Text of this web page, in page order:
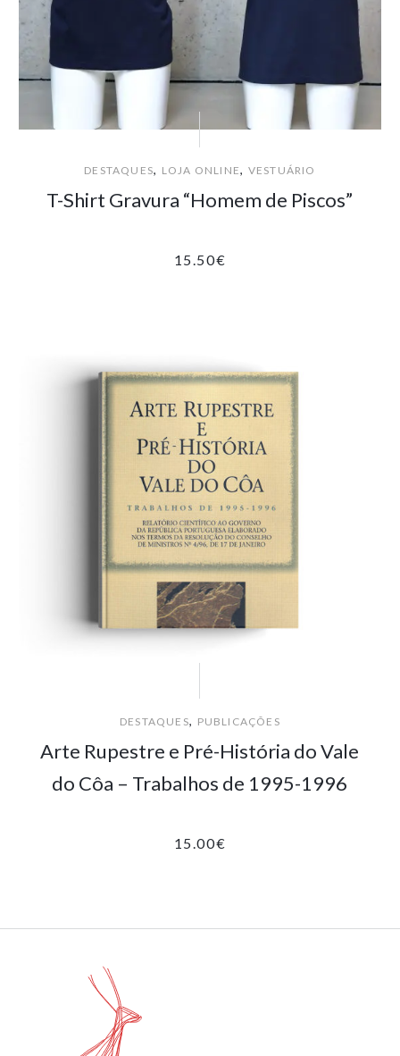
DESTAQUES, LOJA ONLINE, VESTUÁRIO
T-Shirt Gravura “Homem de Piscos”
15.50€
DESTAQUES, PUBLICAÇÕES
Arte Rupestre e Pré-História do Vale
do Côa – Trabalhos de 1995-1996
15.00€